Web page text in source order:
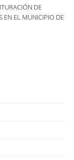
DE
EN EL MUNICIPIO DE